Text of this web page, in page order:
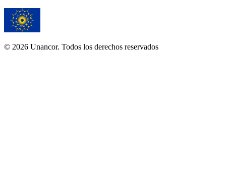
© 2026 Unancor. Todos los derechos reservados